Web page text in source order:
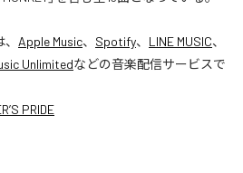
、 Apple Music、 Spotify、 LINE MUSIC、
Unlimitedなどの音楽配信サービスで
PRIDE